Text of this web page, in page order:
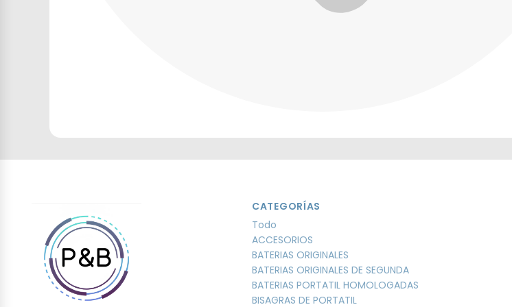
CATEGORÍAS
Todo
ACCESORIOS
BATERIAS ORIGINALES
BATERIAS ORIGINALES DE SEGUNDA
BATERIAS PORTATIL HOMOLOGADAS
BISAGRAS DE PORTATIL